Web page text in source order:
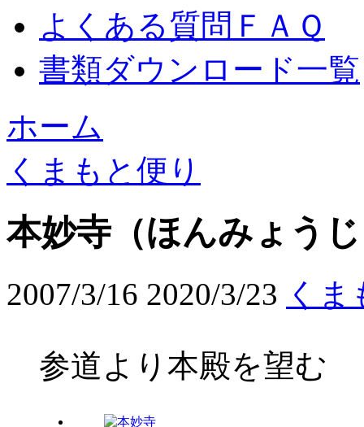
よくある質問ＦＡＱ
書類ダウンロード一覧
ホーム
くまもと便り
本妙寺（ほんみょう
2007/3/16 2020/3/23 くま
参道より本殿を望む